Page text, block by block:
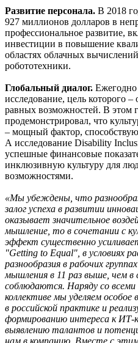
Развитие персонала. В 2018
927 миллионов долларов в
профессиональное развитие,
инвестиции в повышение
областях облачных
робототехники.
Глобальный диалог. Ежегодно
исследование, цель которого
равных возможностей. В этом
продемонстрировал, что
– мощный фактор,
А исследование Disability
успешные финансовые
инклюзивную культуру для
возможностями.
«Мы убеждены, что
залог успеха в развитии
оказывает значительное
мышление, то в сочетании с
эффект существенно
"Getting to Equal", в условиях
разнообразия в рабочих
мышления в 11 раз выше, чем в
соблюдаются. Наряду со всеми
коллективе мы уделяем особое
в российской практике и
формированию интереса к ИТ-
выявлению талантов и
нам в компанию. Вместе с